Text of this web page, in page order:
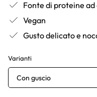
Fonte di proteine
Vegan
Gusto delicato e
Varianti
Con guscio